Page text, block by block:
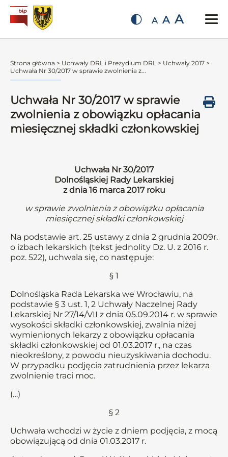
A A A
Strona główna > Uchwały DRL i Prezydium DRL > Uchwały 2017 >
Uchwała Nr 30/2017 w sprawie zwolnienia z...
Uchwała Nr 30/2017 w sprawie
zwolnienia z obowiązku opłacania
miesięcznej składki członkowskiej
Uchwała Nr 30/2017
Dolnośląskiej Rady Lekarskiej
z dnia 16 marca 2017 roku
w sprawie zwolnienia z obowiązku opłacania
miesięcznej składki członkowskiej
Na podstawie art. 25 ustawy z dnia 2 grudnia 2009r.
o izbach lekarskich (tekst jednolity Dz. U. z 2016 r.
poz. 522), uchwala się, co następuje:
§ 1
Dolnośląska Rada Lekarska we Wrocławiu, na
podstawie § 3 ust. 1, 2 Uchwały Naczelnej Rady
Lekarskiej Nr 27/14/VII z dnia 05.09.2014 r. w sprawie
wysokości składki członkowskiej, zwalnia niżej
wymienionych lekarzy z obowiązku opłacania
składki członkowskiej od 01.03.2017 r., na czas
nieokreślony, z powodu nieuzyskiwania dochodu.
W przypadku podjęcia zatrudnienia przez lekarza
zwolnienie traci moc.
(…)
§ 2
Uchwała wchodzi w życie z dniem podjęcia, z mocą
obowiązującą od dnia 01.03.2017 r.